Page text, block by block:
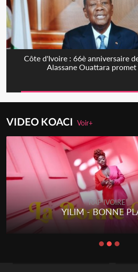
Côte d'Ivoire : 66è anniversaire
Alassane Ouattara promet
VIDEO KOACIVoir+
RAP IVOIRE
YILIM - BONNE